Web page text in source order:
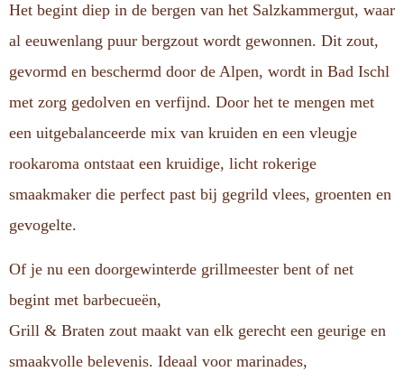
Het begint diep in de bergen van het Salzkammergut, waar
al eeuwenlang puur bergzout wordt gewonnen. Dit zout,
gevormd en beschermd door de Alpen, wordt in Bad Ischl
met zorg gedolven en verfijnd. Door het te mengen met
een uitgebalanceerde mix van kruiden en een vleugje
rookaroma ontstaat een kruidige, licht rokerige
smaakmaker die perfect past bij gegrild vlees, groenten en
gevogelte.
Of je nu een doorgewinterde grillmeester bent of net
begint met barbecueën,
Grill & Braten zout maakt van elk gerecht een geurige en
smaakvolle belevenis. Ideaal voor marinades,